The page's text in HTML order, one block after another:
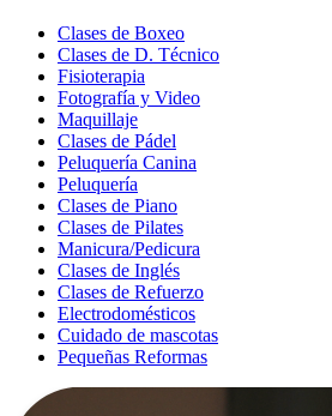
Clases de Boxeo
Clases de D. Técnico
Fisioterapia
Fotografía y Video
Maquillaje
Clases de Pádel
Peluquería Canina
Peluquería
Clases de Piano
Clases de Pilates
Manicura/Pedicura
Clases de Inglés
Clases de Refuerzo
Electrodomésticos
Cuidado de mascotas
Pequeñas Reformas